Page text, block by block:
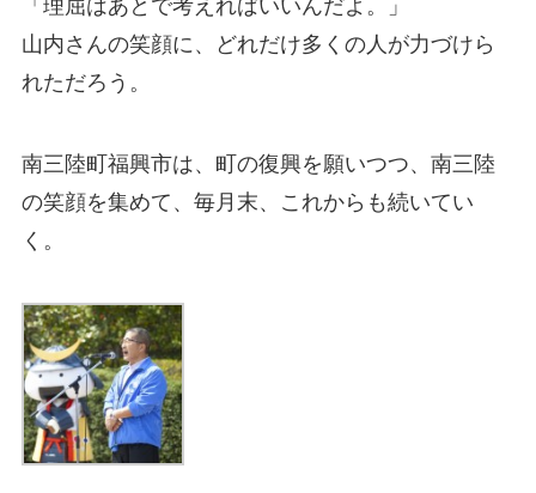
「理屈はあとで考えればいいんだよ。」
山内さんの笑顔に、どれだけ多くの人が力づけら
れただろう。
南三陸町福興市は、町の復興を願いつつ、南三陸
の笑顔を集めて、毎月末、これからも続いてい
く。